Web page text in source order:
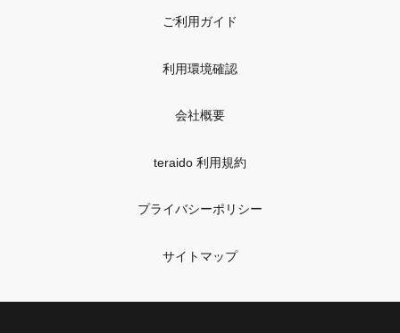
ご利用ガイド
利用環境確認
会社概要
teraido 利用規約
プライバシーポリシー
サイトマップ